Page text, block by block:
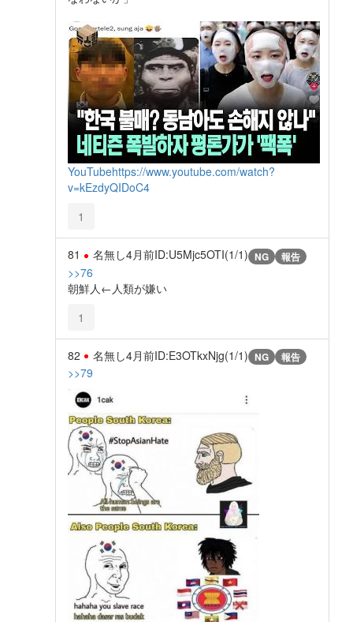
YouTubehttps://www.youtube.com/watch?
v=kEzdyQIDoC4
1
81 名無し4月前ID:U5Mjc5OTI(1/1) NG 報告
>>76
朝鮮人←人類が嫌い
1
82 名無し4月前ID:E3OTkxNjg(1/1) NG 報告
>>79